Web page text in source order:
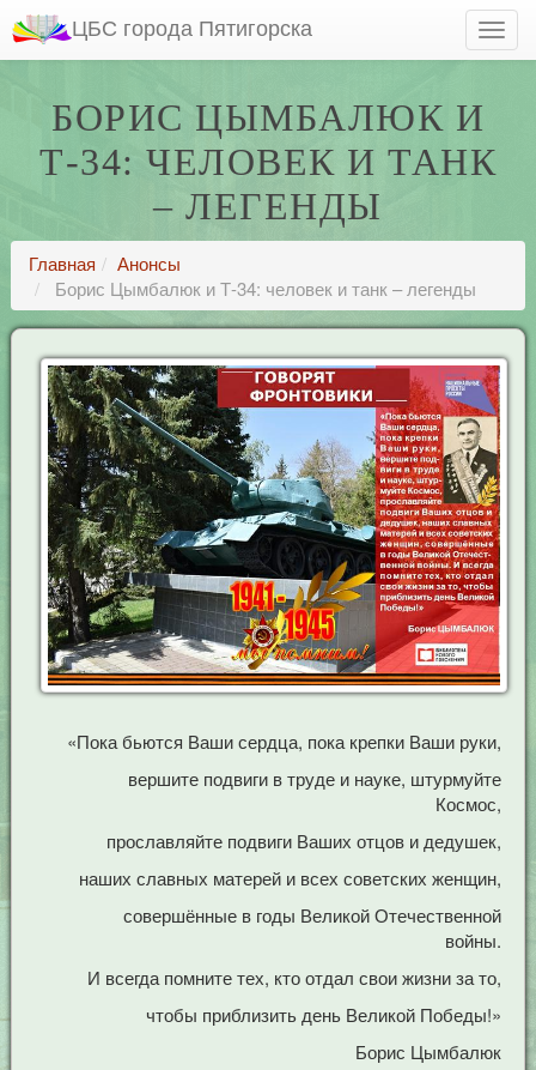
ЦБС города Пятигорска
БОРИС ЦЫМБАЛЮК И
Т-34: ЧЕЛОВЕК И ТАНК
– ЛЕГЕНДЫ
Главная
Анонсы
Борис Цымбалюк и Т-34: человек и танк – легенды
«Пока бьются Ваши сердца, пока крепки Ваши руки,
вершите подвиги в труде и науке, штурмуйте
Космос,
прославляйте подвиги Ваших отцов и дедушек,
наших славных матерей и всех советских женщин,
совершённые в годы Великой Отечественной
войны.
И всегда помните тех, кто отдал свои жизни за то,
чтобы приблизить день Великой Победы!»
Борис Цымбалюк